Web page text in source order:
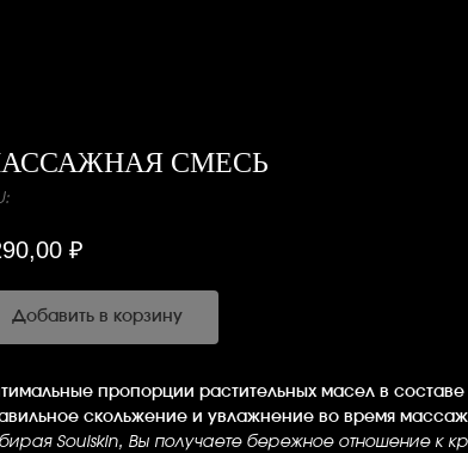
СМЕСЬ
₽
Добавить в корзину
пропорции растительных масел в
скольжение и увлажнение во время
Soulskin, Вы получаете бережное отношение к